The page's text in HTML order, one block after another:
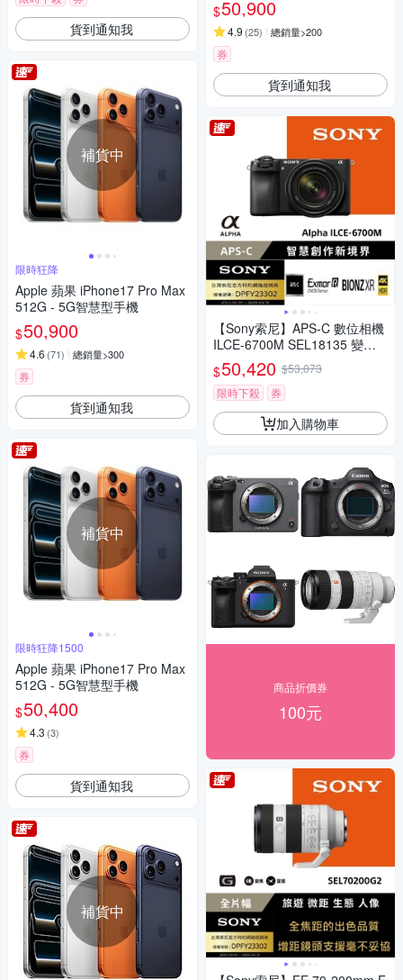
貨到通知我
補貨中
限時狂降
Apple 蘋果 iPhone17 Pro Max
512G - 5G智慧型手機
$50,900
4.6 (71) 總銷量>300
券
貨到通知我
補貨中
限時狂降1500
Apple 蘋果 iPhone17 Pro Max
512G - 5G智慧型手機
$50,400
4.3 (3)
券
貨到通知我
補貨中
$50,900
4.9 (25) 總銷量>200
券
貨到通知我
【Sony索尼】APS-C 數位相機
ILCE-6700M SEL18135 變焦
鏡組 (公司貨 保固18+6個月)
$50,420 $53,073
限時下殺
券
加入購物車
商品折價券
100元